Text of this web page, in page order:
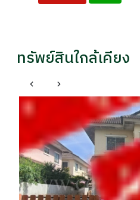
ทรัพย์สินใกล้เคียง